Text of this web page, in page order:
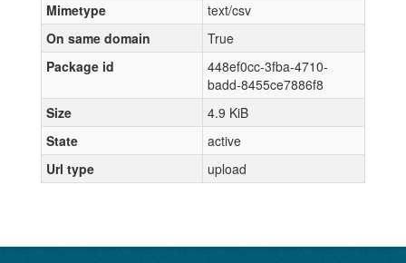
Mimetype
text/csv
On same domain
True
Package id
448ef0cc-3fba-4710-
badd-8455ce7886f8
Size
4.9 KiB
State
active
Url type
upload